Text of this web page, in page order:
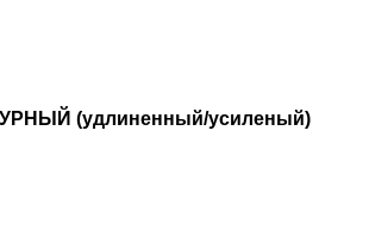
(удлиненный/усиленый)